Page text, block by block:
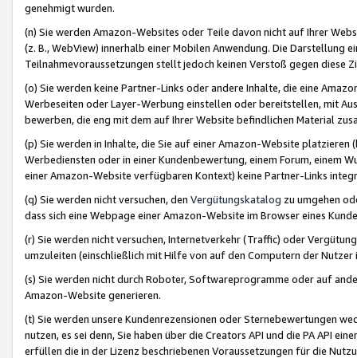
genehmigt wurden.
(n) Sie werden Amazon-Websites oder Teile davon nicht auf Ihrer
(z. B., WebView) innerhalb einer Mobilen Anwendung. Die Darstellung
Teilnahmevoraussetzungen stellt jedoch keinen Verstoß gegen diese
(o) Sie werden keine Partner-Links oder andere Inhalte, die eine
Werbeseiten oder Layer-Werbung einstellen oder bereitstellen, mit
bewerben, die eng mit dem auf Ihrer Website befindlichen Material
(p) Sie werden in Inhalte, die Sie auf einer Amazon-Website
Werbediensten oder in einer Kundenbewertung, einem Forum, einem
einer Amazon-Website verfügbaren Kontext) keine Partner-Links
(q) Sie werden nicht versuchen, den Vergütungskatalog zu umgehen
dass sich eine Webpage einer Amazon-Website im Browser eines
(r) Sie werden nicht versuchen, Internetverkehr (Traffic) oder
umzuleiten (einschließlich mit Hilfe von auf den Computern der
(s) Sie werden nicht durch Roboter, Softwareprogramme oder auf
Amazon-Website generieren.
(t) Sie werden unsere Kundenrezensionen oder Sternebewertungen
nutzen, es sei denn, Sie haben über die Creators API und die PA API
erfüllen die in der Lizenz beschriebenen Voraussetzungen für die